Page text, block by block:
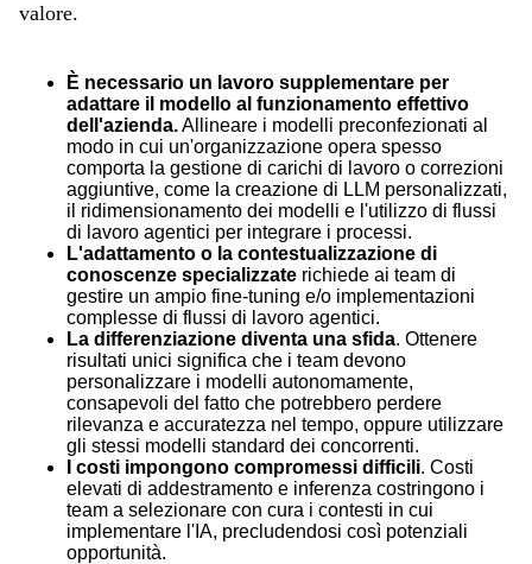
valore.
È necessario un lavoro supplementare per
adattare il modello al funzionamento effettivo
dell'azienda.Allineare i modelli preconfezionati al
modo in cui un'organizzazione opera spesso
comporta la gestione di carichi di lavoro o correzioni
aggiuntive, come la creazione di LLM personalizzati,
il ridimensionamento dei modelli e l'utilizzo di flussi
di lavoro agentici per integrare i processi.
L'adattamento o la contestualizzazione di
conoscenze specializzate richiede ai team di
gestire un ampio fine-tuning e/o implementazioni
complesse di flussi di lavoro agentici.
La differenziazione diventa una sfida. Ottenere
risultati unici significa che i team devono
personalizzare i modelli autonomamente,
consapevoli del fatto che potrebbero perdere
rilevanza e accuratezza nel tempo, oppure utilizzare
gli stessi modelli standard dei concorrenti.
I costi impongono compromessi difficili. Costi
elevati di addestramento e inferenza costringono i
team a selezionare con cura i contesti in cui
implementare l'IA, precludendosi così potenziali
opportunità.